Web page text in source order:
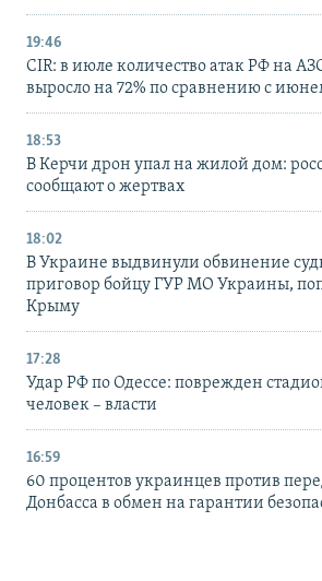
19:46
CIR: в июле количество атак РФ на
выросло на 72% по сравнению с
18:53
В Керчи дрон упал на жилой дом:
сообщают о жертвах
18:02
В Украине выдвинули обвинение
приговор бойцу ГУР МО Украины,
Крыму
17:28
Удар РФ по Одессе: поврежден
человек – власти
16:59
60 процентов украинцев против
Донбасса в обмен на гарантии